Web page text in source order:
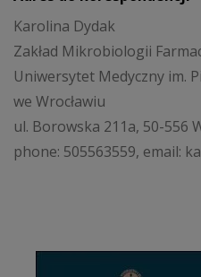
Karolina Dydak
Zakład Mikrobiologii
Uniwersytet Medyczny im.
we Wrocławiu
ul. Borowska 211a, 50-556
phone: 505563559, email: